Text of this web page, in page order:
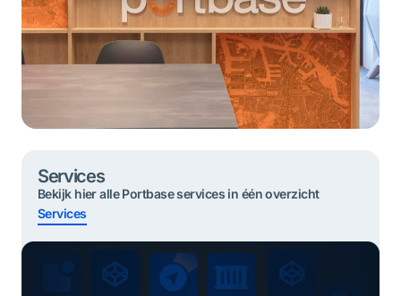
Services
Bekijk hier alle Portbase services in één overzicht
Services